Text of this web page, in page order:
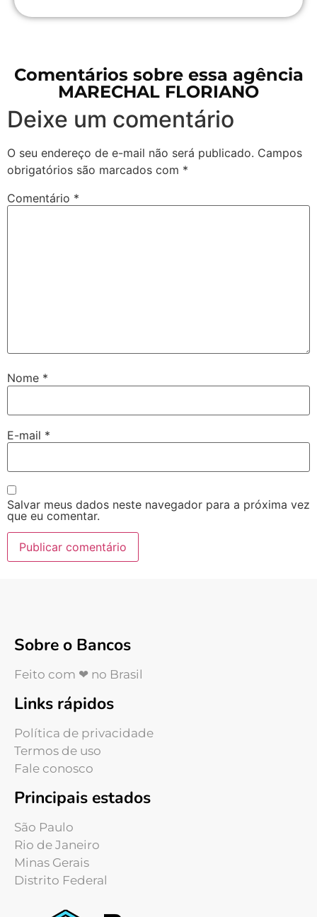
Comentários sobre essa agência
MARECHAL FLORIANO
Deixe um comentário
O seu endereço de e-mail não será publicado. Campos
obrigatórios são marcados com *
Comentário *
Nome *
E-mail *
Salvar meus dados neste navegador para a próxima vez
que eu comentar.
Sobre o Bancos
Feito com ❤ no Brasil
Links rápidos
Política de privacidade
Termos de uso
Fale conosco
Principais estados
São Paulo
Rio de Janeiro
Minas Gerais
Distrito Federal